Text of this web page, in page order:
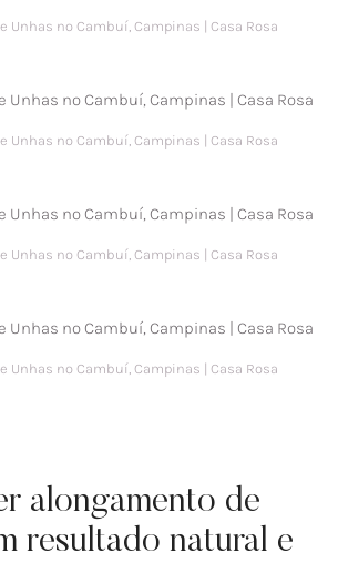
Unhas no Cambuí, Campinas | Casa Rosa
Unhas no Cambuí, Campinas | Casa Rosa
Unhas no Cambuí, Campinas | Casa Rosa
Unhas no Cambuí, Campinas | Casa Rosa
alongamento de
resultado natural e